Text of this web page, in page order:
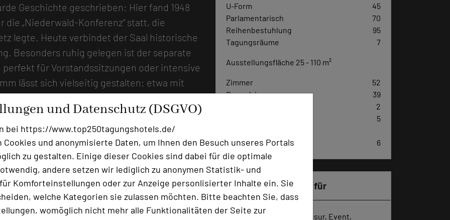
und Datenschutz (DSGVO)
bei https://www.top250tagungshotels.de/
und anonymisierte Daten, um Ihnen den Besuch unseres Portals
zu gestalten. Einige dieser Cookies sind dabei für die optimale
andere setzen wir lediglich zu anonymen Statistik- und
Komforteinstellungen oder zur Anzeige personlisierter Inhalte ein. Sie
welche Kategorien sie zulassen möchten. Bitte beachten Sie, dass
womöglich nicht mehr alle Funktionalitäten der Seite zur
Geschichte geschrieben: Hier fand 1948
„Niederwald-Konferenz“ statt, die
legte. Heute verbindet der Saal historische
Besonders ruhig gelegen ist der separate
perfekt für Vorstandssitzungen oder intensive
lässt sich vielseitig gestalten: etwa mit
bei einem Winzer der Region, auf
Wanderung zum Niederwalddenkmal. In
zu Spaziergängen ein. Kulinarisch
auf regionale und saisonale Gerichte und
Lounge mit Bar schafft einen entspannten
des Tages. Erholsame Nächte bieten 28
sowie vier Suiten im Kutscherhaus.
sowie allergikerfreundliche
U-Form
45
Parlamentarisch
70
Reihenbestuhlung
95
Tagungsräume
7
Ausstellungsfläche 25 - 110 m²
Zimmer
52
Doppelzimmer
39
2
5
Comfort-Einzelzimmer 6
Besonders geeignet für
Seminar, Konferenz, Klausur, Event,